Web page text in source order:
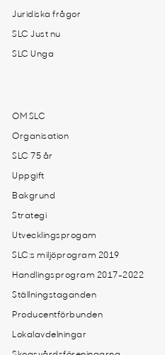
Juridiska frågor
SLC Just nu
SLC Unga
OM SLC
Organisation
SLC 75 år
Uppgift
Bakgrund
Strategi
Utvecklingsprogam
SLC:s miljöprogram 2019
Handlingsprogram 2017-2022
Ställningstaganden
Producentförbunden
Lokalavdelningar